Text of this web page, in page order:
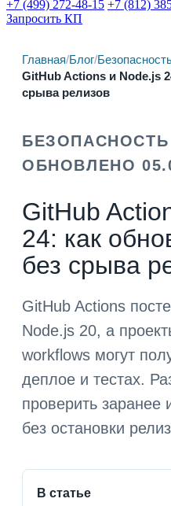
+7 (499) 272-48-15 +7 (812)
Запросить КП
Главная/Блог/
GitHub Actions и Node.js
срыва релизов
БЕЗОПАСНОСТЬ
ОБНОВЛЕНО
GitHub
24: как
без срыва
GitHub Actions
Node.js 20, а
workflows могут
деплое и тестах.
проверить заранее
без остановки
В статье